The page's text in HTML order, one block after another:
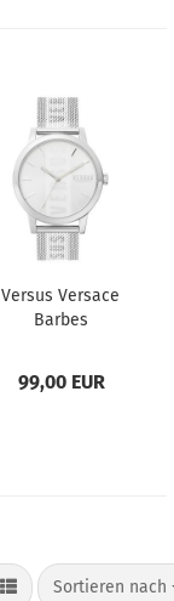
Versus Versace
Barbes
99,00 EUR
Sortieren nach
Sortieren nach